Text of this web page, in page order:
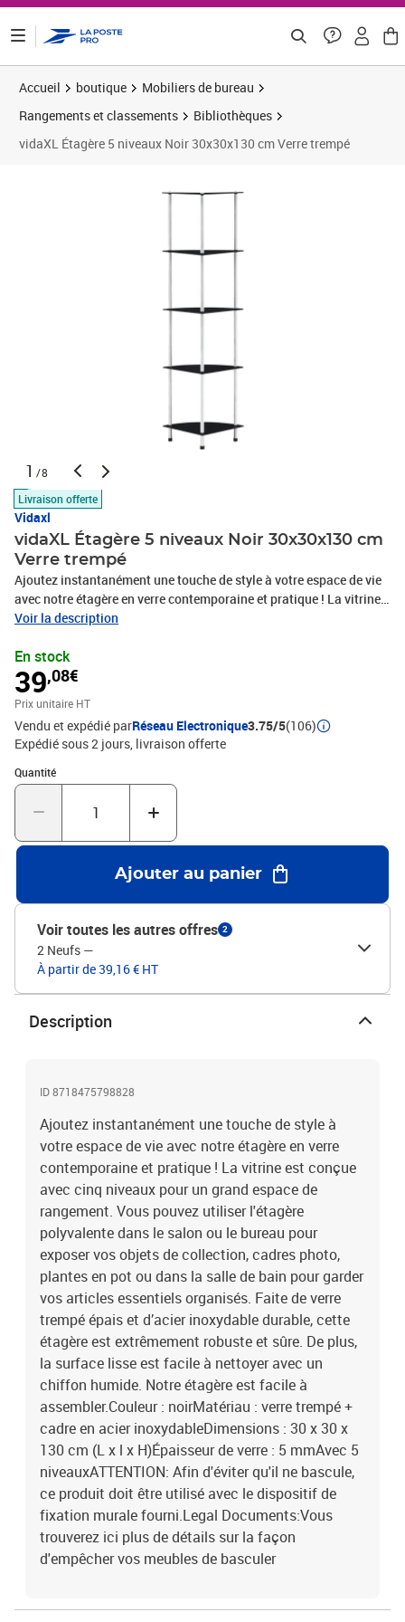
Accueil boutique
Mobiliers de bureau
Rangements et classements
Bibliothèques
vidaXL Étagère 5 niveaux Noir 30x30x130 cm Verre trempé
1 /8
Livraison offerte
Vidaxl
vidaXL Étagère 5 niveaux Noir 30x30x130 cm
Verre trempé
Ajoutez instantanément une touche de style à votre espace de vie
avec notre étagère en verre contemporaine et pratique ! La vitrine
est conçue avec cinq niveaux pour un grand espace de rangement.
bureau pour exposer vos objets de collection, cadres photo,
plantes en pot ou dans la salle de bain pour garder vos articles
essentiels organisés. Faite de verre trempé épais et d’acier
inoxydable durable, cette étagère est extrêmement robuste et sûre.
De plus, la surface lisse est facile à nettoyer avec un chiffon
humide. Notre étagère est facile à assembler.Couleur :
noirMatériau : verre trempé + cadre en acier
inoxydableDimensions : 30 x 30 x 130 cm (L x l x H)Épaisseur de
verre : 5 mmAvec 5 niveauxATTENTION: Afin d'éviter qu'il ne
murale fourni.Legal Documents:Vous trouverez ici plus de détails
sur la façon d'empêcher vos meubles de basculer
Voir la description
En stock
39,08€
Prix unitaire HT
Vendu et expédié parRéseau Electronique3.75/5(106)
Expédié sous 2 jours livraison offerte
Quantité
Quantité : 1
Ajouter au panier
Voir toutes les autres offres 2
2 Neufs —
À partir de 39,16 € HT
Description
ID 8718475798828
Ajoutez instantanément une touche de style à
votre espace de vie avec notre étagère en verre
contemporaine et pratique ! La vitrine est conçue
avec cinq niveaux pour un grand espace de
rangement. Vous pouvez utiliser l'étagère
polyvalente dans le salon ou le bureau pour
exposer vos objets de collection, cadres photo,
plantes en pot ou dans la salle de bain pour garder
vos articles essentiels organisés. Faite de verre
trempé épais et d’acier inoxydable durable, cette
étagère est extrêmement robuste et sûre. De plus,
la surface lisse est facile à nettoyer avec un
chiffon humide. Notre étagère est facile à
assembler.Couleur : noirMatériau : verre trempé +
cadre en acier inoxydableDimensions : 30 x 30 x
130 cm (L x l x H)Épaisseur de verre : 5 mmAvec 5
niveauxATTENTION: Afin d'éviter qu'il ne bascule,
ce produit doit être utilisé avec le dispositif de
fixation murale fourni.Legal Documents:Vous
trouverez ici plus de détails sur la façon
d'empêcher vos meubles de basculer